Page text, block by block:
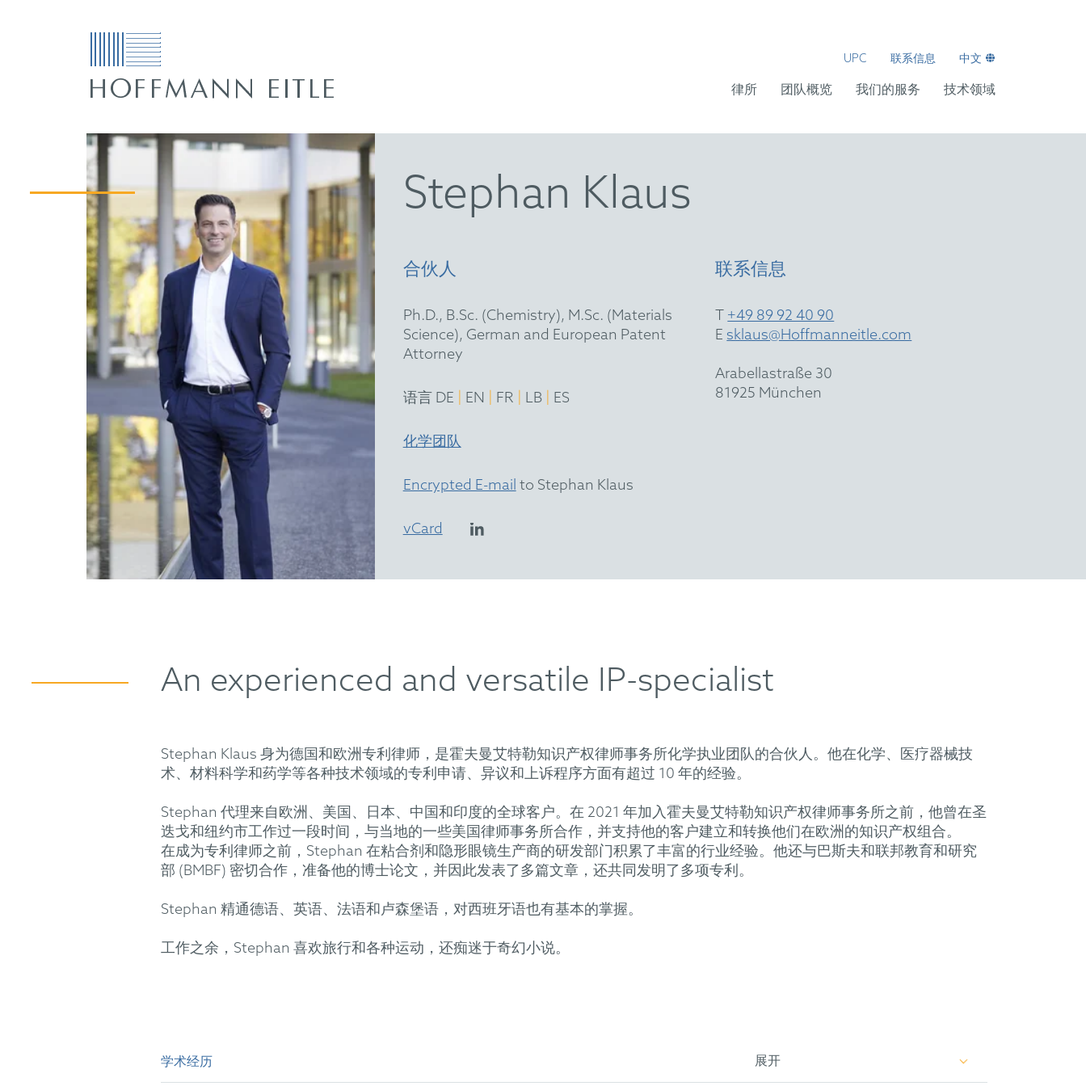
UPC 联系信息 中文
律所 团队概览 我们的服务 技术领域
Stephan Klaus
合伙人
Ph.D., B.Sc. (Chemistry), M.Sc. (Materials
Science), German and European Patent
Attorney
语言 DE EN FR LB ES
化学团队
Encrypted E-mail to Stephan Klaus
vCard
联系信息
T +49 89 92 40 90
E sklaus@Hoffmanneitle.com
Arabellastraße 30
81925 München
An experienced and versatile IP-specialist
Stephan Klaus 身为德国和欧洲专利律师，是霍夫曼艾特勒知识产权律师事务所化学执业团队的合伙人。他在化学、医疗器械技
术、材料科学和药学等各种技术领域的专利申请、异议和上诉程序方面有超过 10 年的经验。
Stephan 代理来自欧洲、美国、日本、中国和印度的全球客户。在 2021 年加入霍夫曼艾特勒知识产权律师事务所之前，他曾在圣
迭戈和纽约市工作过一段时间，与当地的一些美国律师事务所合作，并支持他的客户建立和转换他们在欧洲的知识产权组合。
在成为专利律师之前，Stephan 在粘合剂和隐形眼镜生产商的研发部门积累了丰富的行业经验。他还与巴斯夫和联邦教育和研究
部 (BMBF) 密切合作，准备他的博士论文，并因此发表了多篇文章，还共同发明了多项专利。
Stephan 精通德语、英语、法语和卢森堡语，对西班牙语也有基本的掌握。
工作之余，Stephan 喜欢旅行和各种运动，还痴迷于奇幻小说。
学术经历 展开